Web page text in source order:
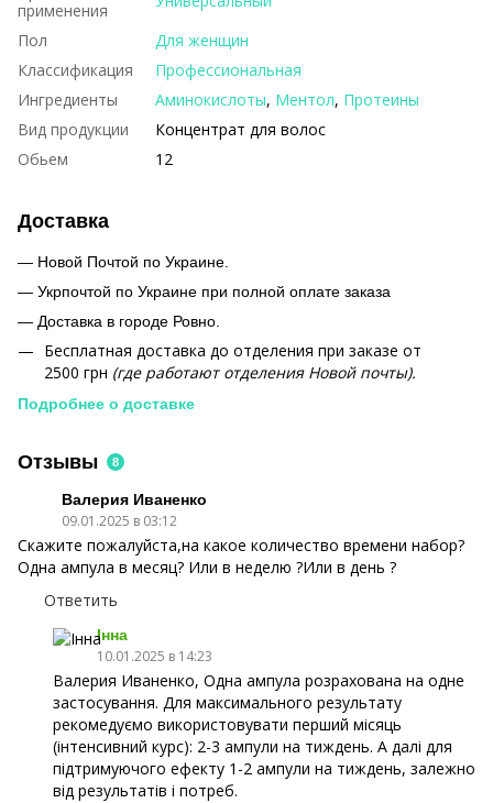
применения
Пол
Для женщин
Классификация
Профессиональная
Ингредиенты
Аминокислоты, Ментол, Протеины
Вид продукции
Концентрат для волос
Обьем
12
Доставка
— Новой Почтой по Украине.
— Укрпочтой по Украине при полной оплате заказа
— Доставка в городе Ровно.
Бесплатная доставка до отделения при заказе от
2500 грн (где работают отделения Новой почты).
Подробнее о доставке
Отзывы 8
Валерия Иваненко
09.01.2025 в 03:12
Скажите пожалуйста,на какое количество времени набор?
Одна ампула в месяц? Или в неделю ?Или в день ?
Ответить
Інна
10.01.2025 в 14:23
Валерия Иваненко, Одна ампула розрахована на одне
застосування. Для максимального результату
рекомедуємо використовувати перший місяць
(інтенсивний курс): 2-3 ампули на тиждень. А далі для
підтримуючого ефекту 1-2 ампули на тиждень, залежно
від результатів і потреб.